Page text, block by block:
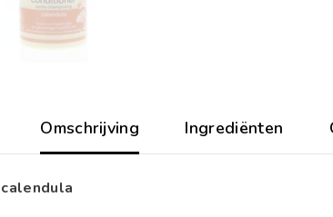
Omschrijving Ingrediënten